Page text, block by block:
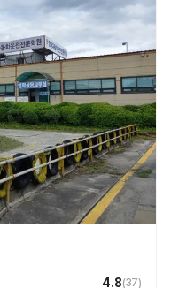
4.8(37)